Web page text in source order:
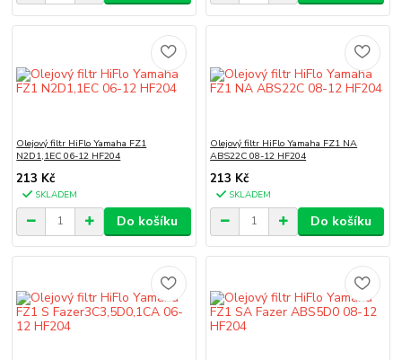
Olejový filtr HiFlo Yamaha FZ1
N2D1,1EC 06-12 HF204
213 Kč
SKLADEM
Do košíku
Olejový filtr HiFlo Yamaha FZ1 NA
ABS22C 08-12 HF204
213 Kč
SKLADEM
Do košíku